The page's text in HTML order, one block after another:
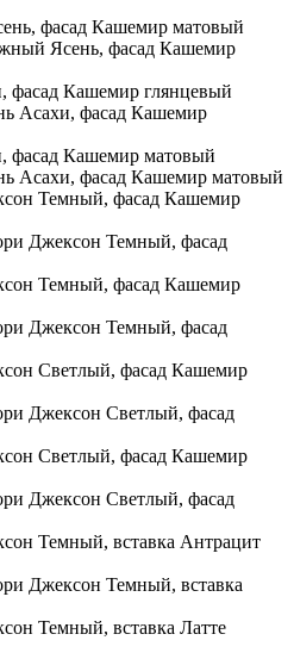
Ясень, фасад Кашемир
Асахи, фасад Кашемир
Асахи, фасад Кашемир матовый
Джексон Темный, фасад
Джексон Темный, фасад
Джексон Светлый, фасад
Джексон Светлый, фасад
Джексон Темный, вставка